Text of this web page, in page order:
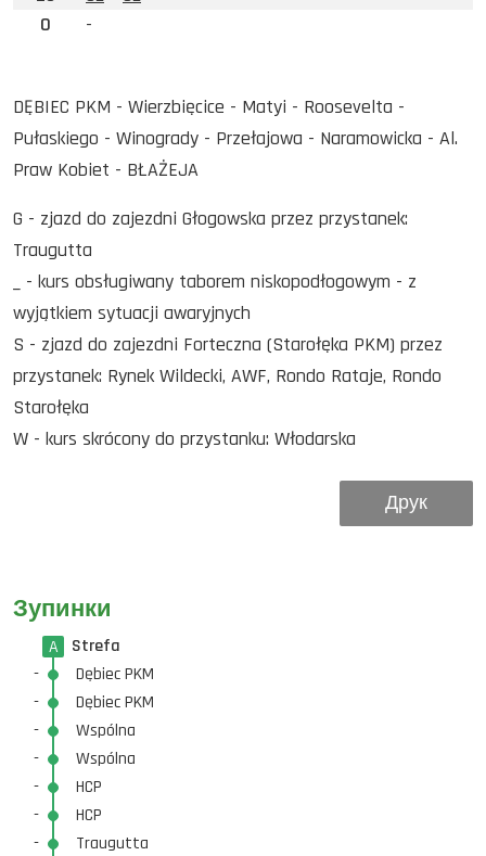
Зупинки
A
Strefa
-
Dębiec PKM
-
Dębiec PKM
-
Wspólna
-
Wspólna
-
HCP
-
HCP
-
Traugutta
0
-
DĘBIEC PKM - Wierzbięcice - Matyi - Roosevelta -
Pułaskiego - Winogrady - Przełajowa - Naramowicka - Al.
Praw Kobiet - BŁAŻEJA
G - zjazd do zajezdni Głogowska przez przystanek:
Traugutta
_ - kurs obsługiwany taborem niskopodłogowym - z
wyjątkiem sytuacji awaryjnych
S - zjazd do zajezdni Forteczna (Starołęka PKM) przez
przystanek: Rynek Wildecki, AWF, Rondo Rataje, Rondo
Starołęka
W - kurs skrócony do przystanku: Włodarska
Друк